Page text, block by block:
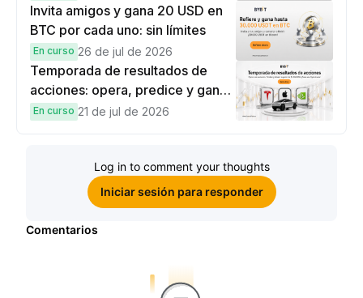
recompensas
Invita amigos y gana 20 USD en
BTC por cada uno: sin límites
En curso 26 de jul de 2026
Temporada de resultados de
acciones: opera, predice y gana
una Cybertruck.
En curso 21 de jul de 2026
Log in to comment your thoughts
Iniciar sesión para responder
Comentarios